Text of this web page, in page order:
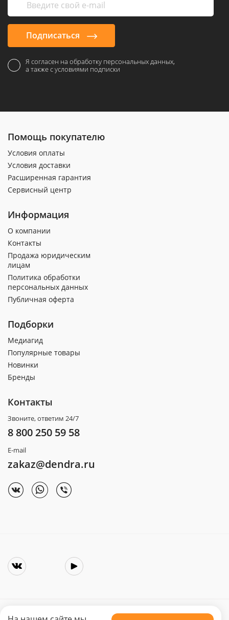
Подписаться
Я согласен на обработку персональных данных,
а также с условиями подписки
Помощь покупателю
Условия оплаты
Условия доставки
Расширенная гарантия
Сервисный центр
Информация
О компании
Контакты
Продажа юридическим
лицам
Политика обработки
персональных данных
Публичная оферта
Подборки
Медиагид
Популярные товары
Новинки
Бренды
Контакты
Звоните, ответим 24/7
8 800 250 59 58
E-mail
zakaz@dendra.ru